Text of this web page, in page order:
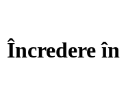
Încredere în